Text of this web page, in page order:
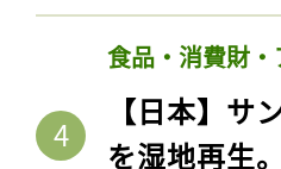
食品・消費財
【日本】
を湿地再生